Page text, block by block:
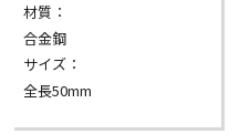
材質：
合金鋼
サイズ：
全長50mm